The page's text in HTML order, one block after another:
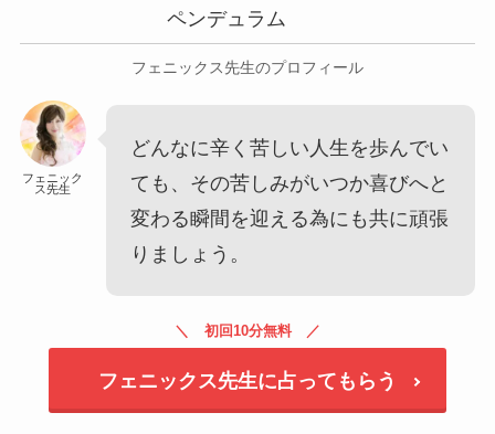
ペンデュラム
フェニックス先生のプロフィール
フェニック
ス先生
どんなに辛く苦しい人生を歩んでい
ても、その苦しみがいつか喜びへと
変わる瞬間を迎える為にも共に頑張
りましょう。
初回10分無料
フェニックス先生に占ってもらう